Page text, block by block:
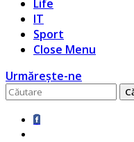
Life
IT
Sport
Close Menu
Urmărește-ne
Caută
pentru: